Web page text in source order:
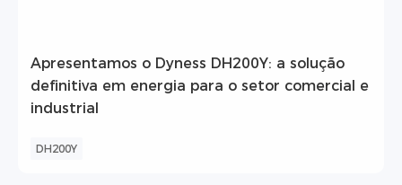
Apresentamos o Dyness DH200Y: a solução
definitiva em energia para o setor comercial e
industrial
DH200Y